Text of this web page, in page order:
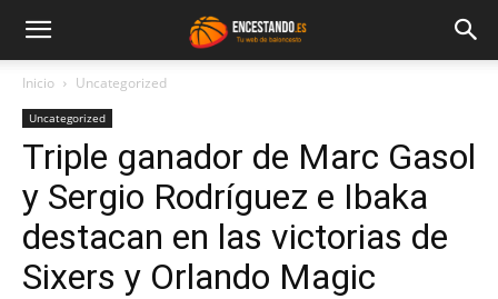
Inicio Uncategorized
Uncategorized
Triple ganador de Marc Gasol
y Sergio Rodríguez e Ibaka
destacan en las victorias de
Sixers y Orlando Magic